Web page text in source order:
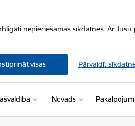
nepieciešamās sīkdatnes. Ar
visas Pārvaldīt
Novads Pakalpojumi